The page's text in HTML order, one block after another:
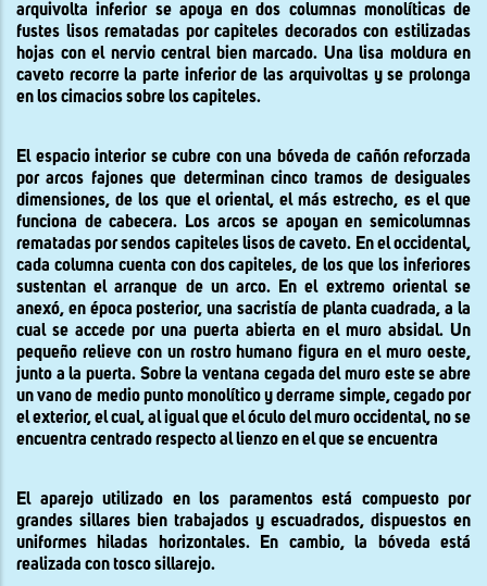
arquivolta inferior se apoya en dos columnas monolíticas de
fustes lisos rematadas por capiteles decorados con estilizadas
hojas con el nervio central bien marcado. Una lisa moldura en
caveto recorre la parte inferior de las arquivoltas y se prolonga
en los cimacios sobre los capiteles.
El espacio interior se cubre con una bóveda de cañón reforzada
por arcos fajones que determinan cinco tramos de desiguales
dimensiones, de los que el oriental, el más estrecho, es el que
funciona de cabecera. Los arcos se apoyan en semicolumnas
rematadas por sendos capiteles lisos de caveto. En el occidental,
cada columna cuenta con dos capiteles, de los que los inferiores
sustentan el arranque de un arco. En el extremo oriental se
anexó, en época posterior, una sacristía de planta cuadrada, a la
cual se accede por una puerta abierta en el muro absidal. Un
pequeño relieve con un rostro humano figura en el muro oeste,
junto a la puerta. Sobre la ventana cegada del muro este se abre
un vano de medio punto monolítico y derrame simple, cegado por
el exterior, el cual, al igual que el óculo del muro occidental, no se
encuentra centrado respecto al lienzo en el que se encuentra
El aparejo utilizado en los paramentos está compuesto por
grandes sillares bien trabajados y escuadrados, dispuestos en
uniformes hiladas horizontales. En cambio, la bóveda está
realizada con tosco sillarejo.